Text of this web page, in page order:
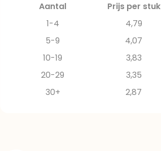
Aantal Prijs per stuk
1-4
4,79
5-9
4,07
10-19
3,83
20-29
3,35
30+
2,87